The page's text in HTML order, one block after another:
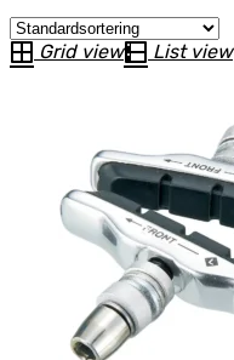
Grid view List view